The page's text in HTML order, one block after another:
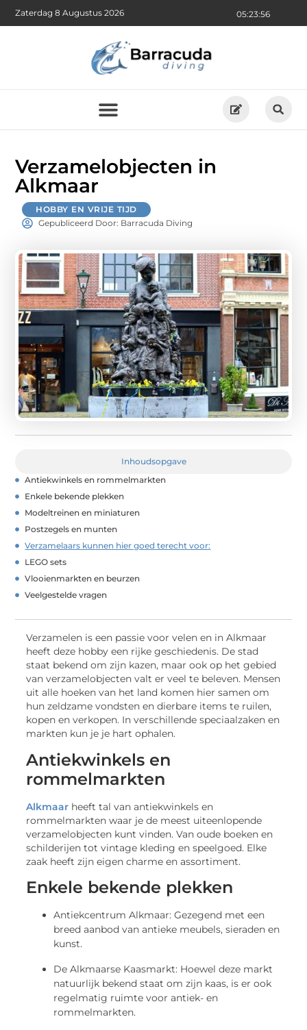
05:23:57
Zaterdag 8 Augustus 2026
Verzamelobjecten in
Alkmaar
HOBBY EN VRIJE TIJD
Gepubliceerd Door: Barracuda Diving
Inhoudsopgave
Antiekwinkels en rommelmarkten
Enkele bekende plekken
Modeltreinen en miniaturen
Postzegels en munten
Verzamelaars kunnen hier goed terecht voor:
LEGO sets
Vlooienmarkten en beurzen
Veelgestelde vragen
Verzamelen is een passie voor velen en in Alkmaar
heeft deze hobby een rijke geschiedenis. De stad
staat bekend om zijn kazen, maar ook op het gebied
van verzamelobjecten valt er veel te beleven. Mensen
uit alle hoeken van het land komen hier samen om
hun zeldzame vondsten en dierbare items te ruilen,
kopen en verkopen. In verschillende speciaalzaken en
markten kun je je hart ophalen.
Antiekwinkels en
rommelmarkten
Alkmaar heeft tal van antiekwinkels en
rommelmarkten waar je de meest uiteenlopende
verzamelobjecten kunt vinden. Van oude boeken en
schilderijen tot vintage kleding en speelgoed. Elke
zaak heeft zijn eigen charme en assortiment.
Enkele bekende plekken
Antiekcentrum Alkmaar: Gezegend met een
breed aanbod van antieke meubels, sieraden en
kunst.
De Alkmaarse Kaasmarkt: Hoewel deze markt
natuurlijk bekend staat om zijn kaas, is er ook
regelmatig ruimte voor antiek- en
rommelmarkten.